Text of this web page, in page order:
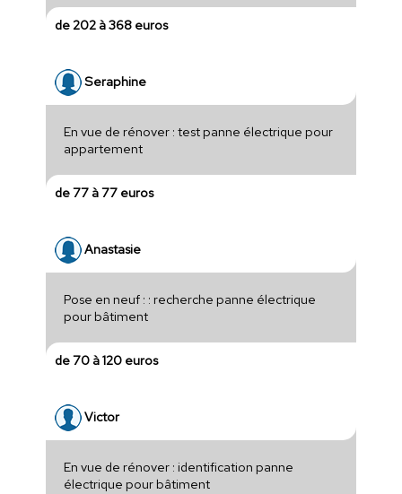
de 202 à 368 euros
Seraphine
En vue de rénover : test panne électrique pour
appartement
de 77 à 77 euros
Anastasie
Pose en neuf : : recherche panne électrique
pour bâtiment
de 70 à 120 euros
Victor
En vue de rénover : identification panne
électrique pour bâtiment